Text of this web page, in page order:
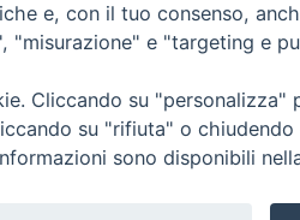
e, con il tuo consenso,
"misurazione" e "targeting e
Cliccando su "personalizza"
su "rifiuta" o
sono disponibili